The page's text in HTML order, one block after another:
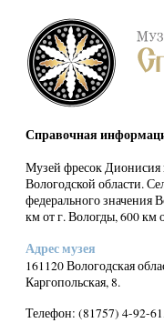
Справочная
Музей фресок Дионисия
Вологодской области.
федерального значения
кмот г. Вологды, 600 км
Адрес музея
161120 Вологодская
Каргопольская, 8.
Телефон: (81757) 4-92-